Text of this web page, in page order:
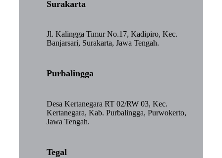
Surakarta
Jl. Kalingga Timur No.17, Kadipiro, Kec.
Banjarsari, Surakarta, Jawa Tengah.
Purbalingga
Desa Kertanegara RT 02/RW 03, Kec.
Kertanegara, Kab. Purbalingga, Purwokerto,
Jawa Tengah.
Tegal